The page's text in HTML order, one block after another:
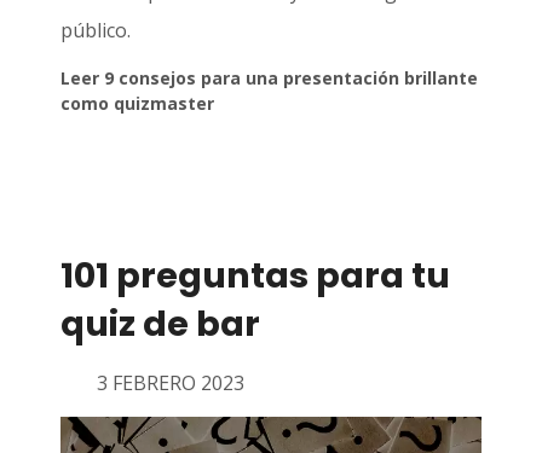
público.
Leer 9 consejos para una presentación brillante
como quizmaster
101 preguntas para tu
quiz de bar
3 FEBRERO 2023